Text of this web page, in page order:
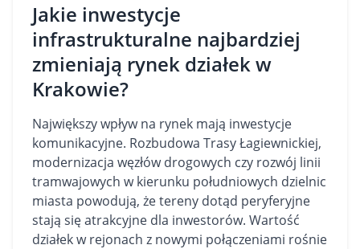
Jakie inwestycje
infrastrukturalne najbardziej
zmieniają rynek działek w
Krakowie?
Największy wpływ na rynek mają inwestycje
komunikacyjne. Rozbudowa Trasy Łagiewnickiej,
modernizacja węzłów drogowych czy rozwój linii
tramwajowych w kierunku południowych dzielnic
miasta powodują, że tereny dotąd peryferyjne
stają się atrakcyjne dla inwestorów. Wartość
działek w rejonach z nowymi połączeniami rośnie